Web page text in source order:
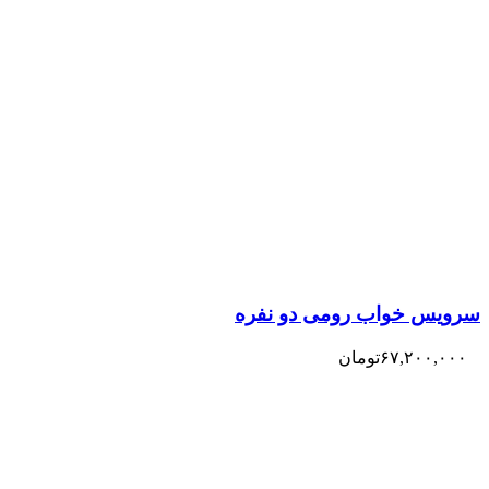
سرویس خواب رومی دو نفره
۶۷,۲۰۰,۰۰۰تومان